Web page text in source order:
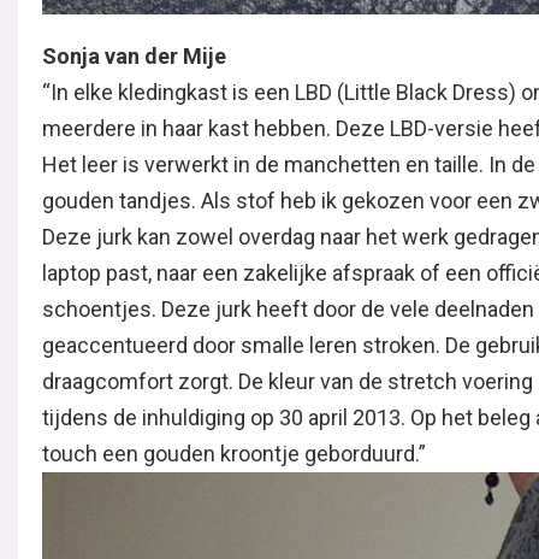
Sonja van der Mije
“In elke kledingkast is een LBD (Little Black Dress)
meerdere in haar kast hebben. Deze LBD-versie
Het leer is verwerkt in de manchetten en taille. In
gouden tandjes. Als stof heb ik gekozen voor een
Deze jurk kan zowel overdag naar het werk
laptop past, naar een zakelijke afspraak of een
schoentjes. Deze jurk heeft door de vele
geaccentueerd door smalle leren stroken. De
draagcomfort zorgt. De kleur van de stretch
tijdens de inhuldiging op 30 april 2013. Op het
touch een gouden kroontje geborduurd.”